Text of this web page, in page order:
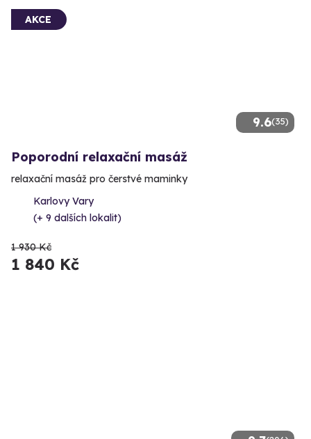
9.6(35)
AKCE
Poporodní relaxační masáž
relaxační masáž pro čerstvé maminky
Karlovy Vary
(+ 9 dalších lokalit)
1 930 Kč
1 840 Kč